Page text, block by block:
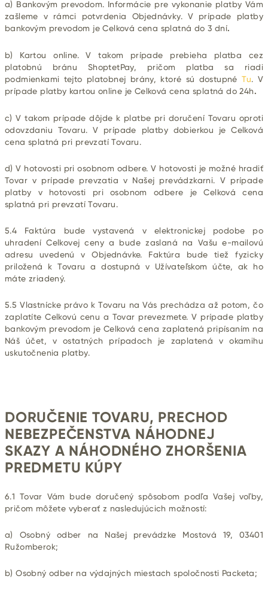
a) Bankovým prevodom. Informácie pre vykonanie platby Vám
zašleme v rámci potvrdenia Objednávky. V prípade platby
bankovým prevodom je Celková cena splatná do 3 dní.
b) Kartou online. V takom prípade prebieha platba cez
platobnú bránu ShoptetPay, pričom platba sa riadi
podmienkami tejto platobnej brány, ktoré sú dostupnéTu. V
prípade platby kartou online je Celková cena splatná do 24h.
c) V takom prípade dôjde k platbe pri doručení Tovaru oproti
odovzdaniu Tovaru. V prípade platby dobierkou je Celková
cena splatná pri prevzatí Tovaru.
d) V hotovosti pri osobnom odbere. V hotovosti je možné hradiť
Tovar v prípade prevzatia v Našej prevádzkarni. V prípade
platby v hotovosti pri osobnom odbere je Celková cena
splatná pri prevzatí Tovaru.
5.4 Faktúra bude vystavená v elektronickej podobe po
uhradení Celkovej ceny a bude zaslaná na Vašu e-mailovú
adresu uvedenú v Objednávke. Faktúra bude tiež fyzicky
priložená k Tovaru a dostupná v Užívateľskom účte, ak ho
máte zriadený.
5.5 Vlastnícke právo k Tovaru na Vás prechádza až potom, čo
zaplatíte Celkovú cenu a Tovar prevezmete. V prípade platby
bankovým prevodom je Celková cena zaplatená pripísaním na
Náš účet, v ostatných prípadoch je zaplatená v okamihu
uskutočnenia platby.
DORUČENIE TOVARU, PRECHOD
NEBEZPEČENSTVA NÁHODNEJ
SKAZY A NÁHODNÉHO ZHORŠENIA
PREDMETU KÚPY
6.1 Tovar Vám bude doručený spôsobom podľa Vašej voľby,
pričom môžete vyberať z nasledujúcich možností:
a) Osobný odber na Našej prevádzke Mostová 19, 03401
Ružomberok;
b) Osobný odber na výdajných miestach spoločnosti Packeta;